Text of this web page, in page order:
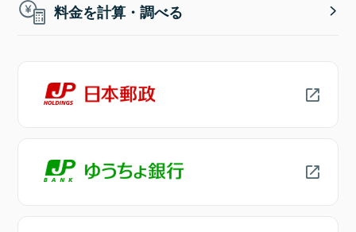
料金を計算・調べる